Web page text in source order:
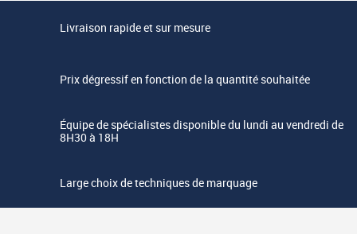
Livraison rapide et sur mesure
Prix dégressif en fonction de la quantité souhaitée
Équipe de spécialistes disponible du lundi au vendredi de
8H30 à 18H
Large choix de techniques de marquage